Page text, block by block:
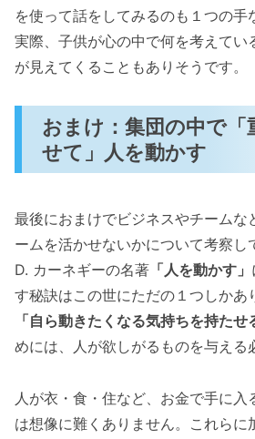
を使って話をしてみるのも１つの手
実際、子供が心の中で何を考えてい
が見えてくることもありそうです。
おまけ：集団の中で「
せて」人を動かす
最後におまけでビジネスやチームな
ームを活かせないかについて考察し
D. カーネギーの名著 「人を動かす」
す秘訣はこの世にただの１つしかあ
「自ら動きたくなる気持ちを持たせ
めには、人が欲しがるものを与える
人が衣・食・住など、お金で手に入
は想像に難くありません。これらに